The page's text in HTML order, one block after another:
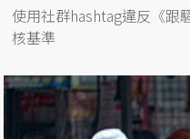
使用社群hashtag違反《跟
核基準